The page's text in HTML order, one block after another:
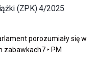
(ZPK) 4/2025
porozumiały się w
‣ PM